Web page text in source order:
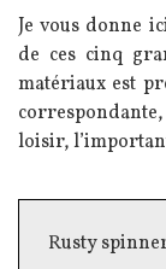
Je vous donne
de ces cinq
matériaux est
loisir,
Texte
Rusty